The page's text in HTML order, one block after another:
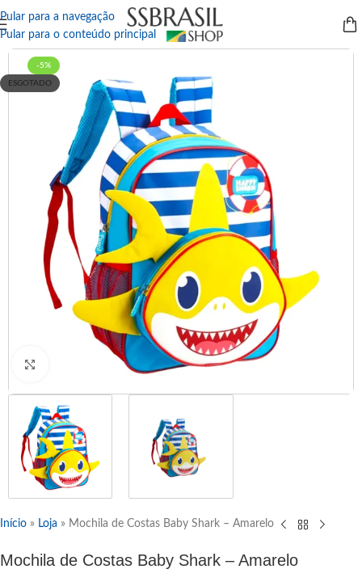
Pular para a navegação
Pular para o conteúdo principal
-5%
ESGOTADO
Clique para ampliar
Início » Loja » Mochila de Costas Baby Shark – Amarelo
Mochila de Costas Baby Shark – Amarelo